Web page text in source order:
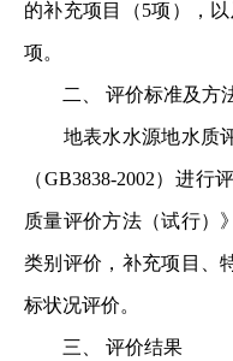
的补充项目（5项），
项。
二、 评价标准及方
地表水水源地水质评
（GB3838-2002）进
质量评价方法（试行）
类别评价，补充项目、
标状况评价。
三、 评价结果